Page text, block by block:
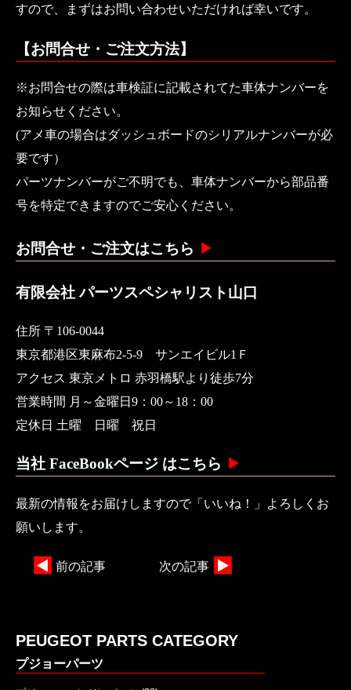
すので、まずはお問い合わせいただければ幸いです。
【お問合せ・ご注文方法】
※お問合せの際は車検証に記載されてた車体ナンバーを
お知らせください。
(アメ車の場合はダッシュボードのシリアルナンバーが必
要です）
パーツナンバーがご不明でも、車体ナンバーから部品番
号を特定できますのでご安心ください。
お問合せ・ご注文はこちら
有限会社 パーツスペシャリスト山口
住所 〒106-0044
東京都港区東麻布2-5-9 サンエイビル1Ｆ
アクセス 東京メトロ 赤羽橋駅より徒歩7分
営業時間 月～金曜日9：00～18：00
定休日 土曜 日曜 祝日
当社 FaceBookページ はこちら
最新の情報をお届けしますので「いいね！」よろしくお
願いします。
前の記事 次の記事
PEUGEOT PARTS CATEGORY
プジョーパーツ